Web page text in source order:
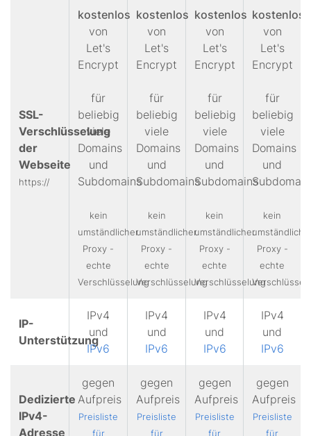
SSL-
Verschlüsselung
der
Webseite
https://
kostenlos
von
Let's
Encrypt
für
beliebig
viele
Domains
und
Subdomains
kein
umständlicher
Proxy -
echte
Verschlüsselung
kostenlos
von
Let's
Encrypt
für
beliebig
viele
Domains
und
Subdomains
kein
umständlicher
Proxy -
echte
Verschlüsselung
kostenlos
von
Let's
Encrypt
für
beliebig
viele
Domains
und
Subdomains
kein
umständlicher
Proxy -
echte
Verschlüsselung
kostenlos
von
Let's
Encrypt
für
beliebig
viele
Domains
und
kein
Proxy -
echte
IP-
Unterstützung
IPv4
und
IPv6
IPv4
und
IPv6
IPv4
und
IPv6
IPv4
und
IPv6
Dedizierte
IPv4-
Adresse
gegen
Aufpreis
Preisliste
für
gegen
Aufpreis
Preisliste
für
gegen
Aufpreis
Preisliste
für
gegen
Aufpreis
Preisliste
für